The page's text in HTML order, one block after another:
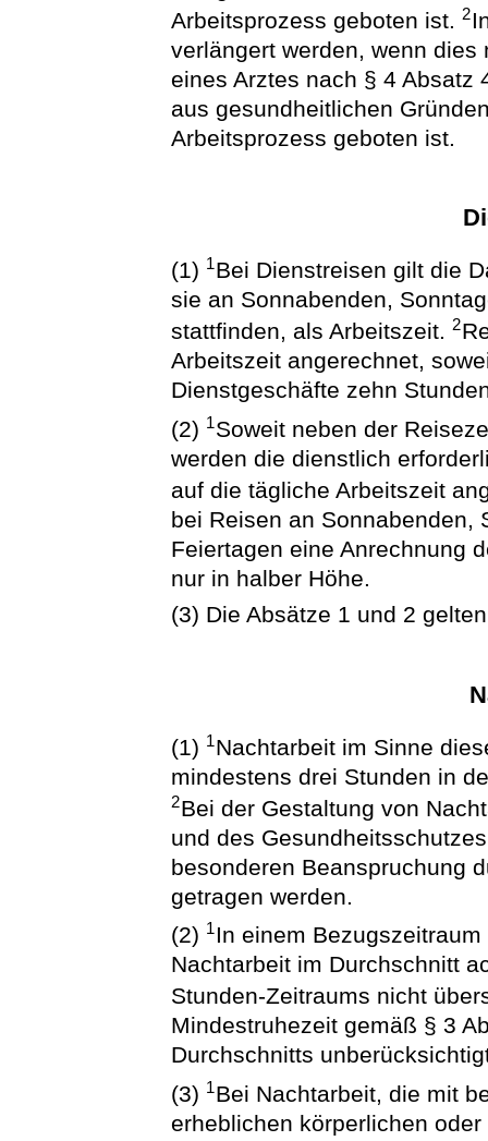
Arbeitsprozess geboten ist.2
verlängert werden, wenn
eines Arztes nach § 4 Absatz
aus gesundheitlichen
Arbeitsprozess geboten ist.
(1) 1Bei Dienstreisen gilt die
sie an Sonnabenden,
stattfinden, als Arbeitszeit.2
Arbeitszeit angerechnet,
Dienstgeschäfte zehn
(2) 1Soweit neben der
werden die dienstlich
auf die tägliche Arbeitszeit
bei Reisen an Sonnabenden,
Feiertagen eine Anrechnung
nur in halber Höhe.
(3) Die Absätze 1 und 2
(1) 1Nachtarbeit im Sinne
mindestens drei Stunden in
2Bei der Gestaltung von
und des
besonderen Beanspruchung
getragen werden.
(2) 1In einem
Nachtarbeit im Durchschnitt
Stunden-Zeitraums nicht
Mindestruhezeit gemäß § 3
Durchschnitts
(3) 1Bei Nachtarbeit, die mit
erheblichen körperlichen